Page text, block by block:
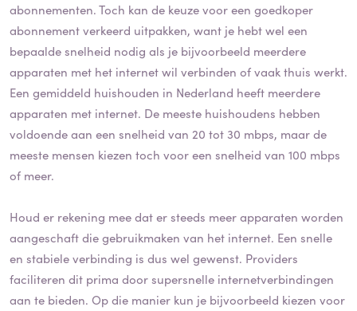
abonnementen. Toch kan de keuze voor een goedkoper
abonnement verkeerd uitpakken, want je hebt wel een
bepaalde snelheid nodig als je bijvoorbeeld meerdere
apparaten met het internet wil verbinden of vaak thuis werkt.
Een gemiddeld huishouden in Nederland heeft meerdere
apparaten met internet. De meeste huishoudens hebben
voldoende aan een snelheid van 20 tot 30 mbps, maar de
meeste mensen kiezen toch voor een snelheid van 100 mbps
of meer.
Houd er rekening mee dat er steeds meer apparaten worden
aangeschaft die gebruikmaken van het internet. Een snelle
en stabiele verbinding is dus wel gewenst. Providers
faciliteren dit prima door supersnelle internetverbindingen
aan te bieden. Op die manier kun je bijvoorbeeld kiezen voor